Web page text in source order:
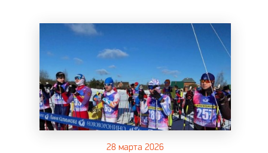
28 марта 2026